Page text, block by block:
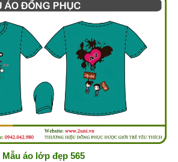
Mẫu áo lớp đẹp 565